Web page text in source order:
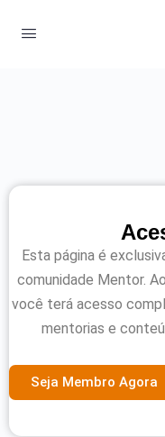
Esta página é
comunidade Mentor.
você terá acesso
mentorias e
Seja Membro Agora